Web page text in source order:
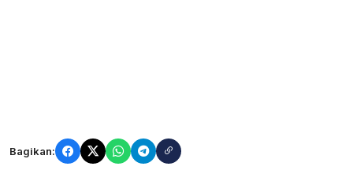
Bagikan: